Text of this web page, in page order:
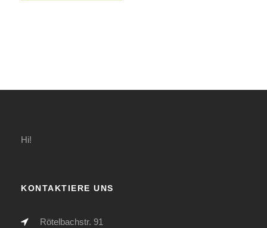
Hi!
KONTAKTIERE UNS
Rötelbachstr. 91